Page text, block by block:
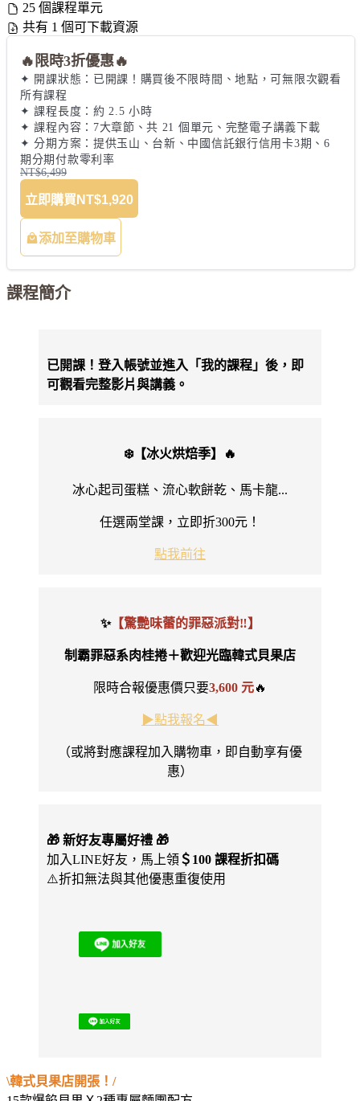
25 個課程單元
共有 1 個可下載資源
🔥限時3折優惠🔥
✦ 開課狀態：已開課！購買後不限時間、地點，可無限次觀看
所有課程
✦ 課程長度：約 2.5 小時
✦ 課程內容：7大章節、共 21 個單元、完整電子講義下載
✦ 分期方案：提供玉山、台新、中國信託銀行信用卡3期、6
期分期付款零利率
NT$6,499
立即購買 NT$1,920
添加至購物車
課程簡介
已開課！登入帳號並進入「我的課程」後，即
可觀看完整影片與講義。
❄️【冰火烘焙季】🔥
冰心起司蛋糕、流心軟餅乾、馬卡龍...
任選兩堂課，立即折300元！
點我前往
✨【驚艷味蕾的罪惡派對‼️】
制霸罪惡系肉桂捲＋歡迎光臨韓式貝果店
限時合報優惠價只要3,600 元🔥
▶︎點我報名◀︎
（或將對應課程加入購物車，即自動享有優
惠）
🎁 新好友專屬好禮 🎁
加入LINE好友，馬上領 ＄100 課程折扣碼
⚠️折扣無法與其他優惠重復使用
\韓式貝果店開張！/